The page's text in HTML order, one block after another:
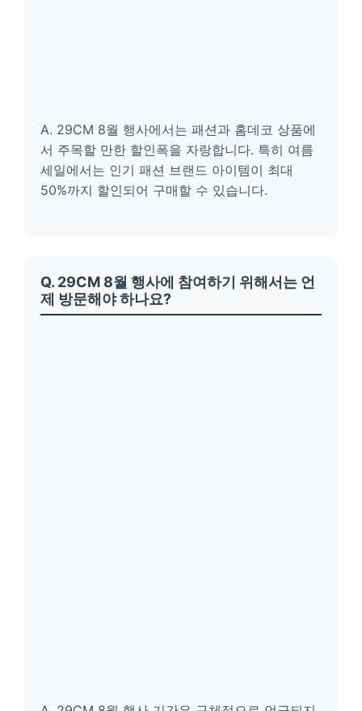
A. 29CM 8월 행사에서는 패션과 홈데코 상품에
서 주목할 만한 할인폭을 자랑합니다. 특히 여름
세일에서는 인기 패션 브랜드 아이템이 최대
50%까지 할인되어 구매할 수 있습니다.
Q. 29CM 8월 행사에 참여하기 위해서는 언
제 방문해야 하나요?